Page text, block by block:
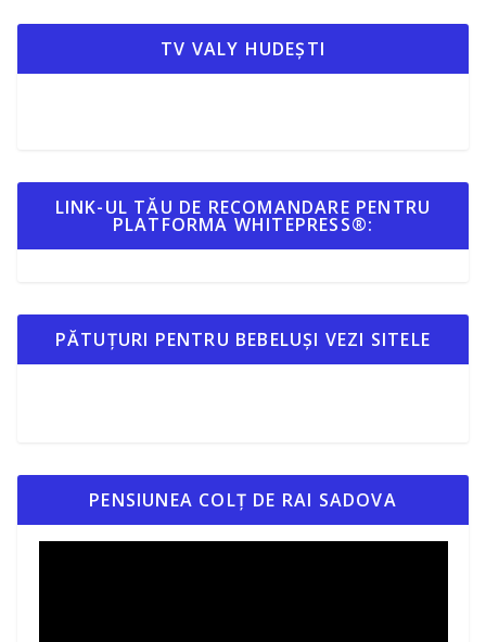
TV VALY HUDEȘTI
LINK-UL TĂU DE RECOMANDARE PENTRU
PLATFORMA WHITEPRESS®:
PĂTUȚURI PENTRU BEBELUȘI VEZI SITELE
PENSIUNEA COLȚ DE RAI SADOVA